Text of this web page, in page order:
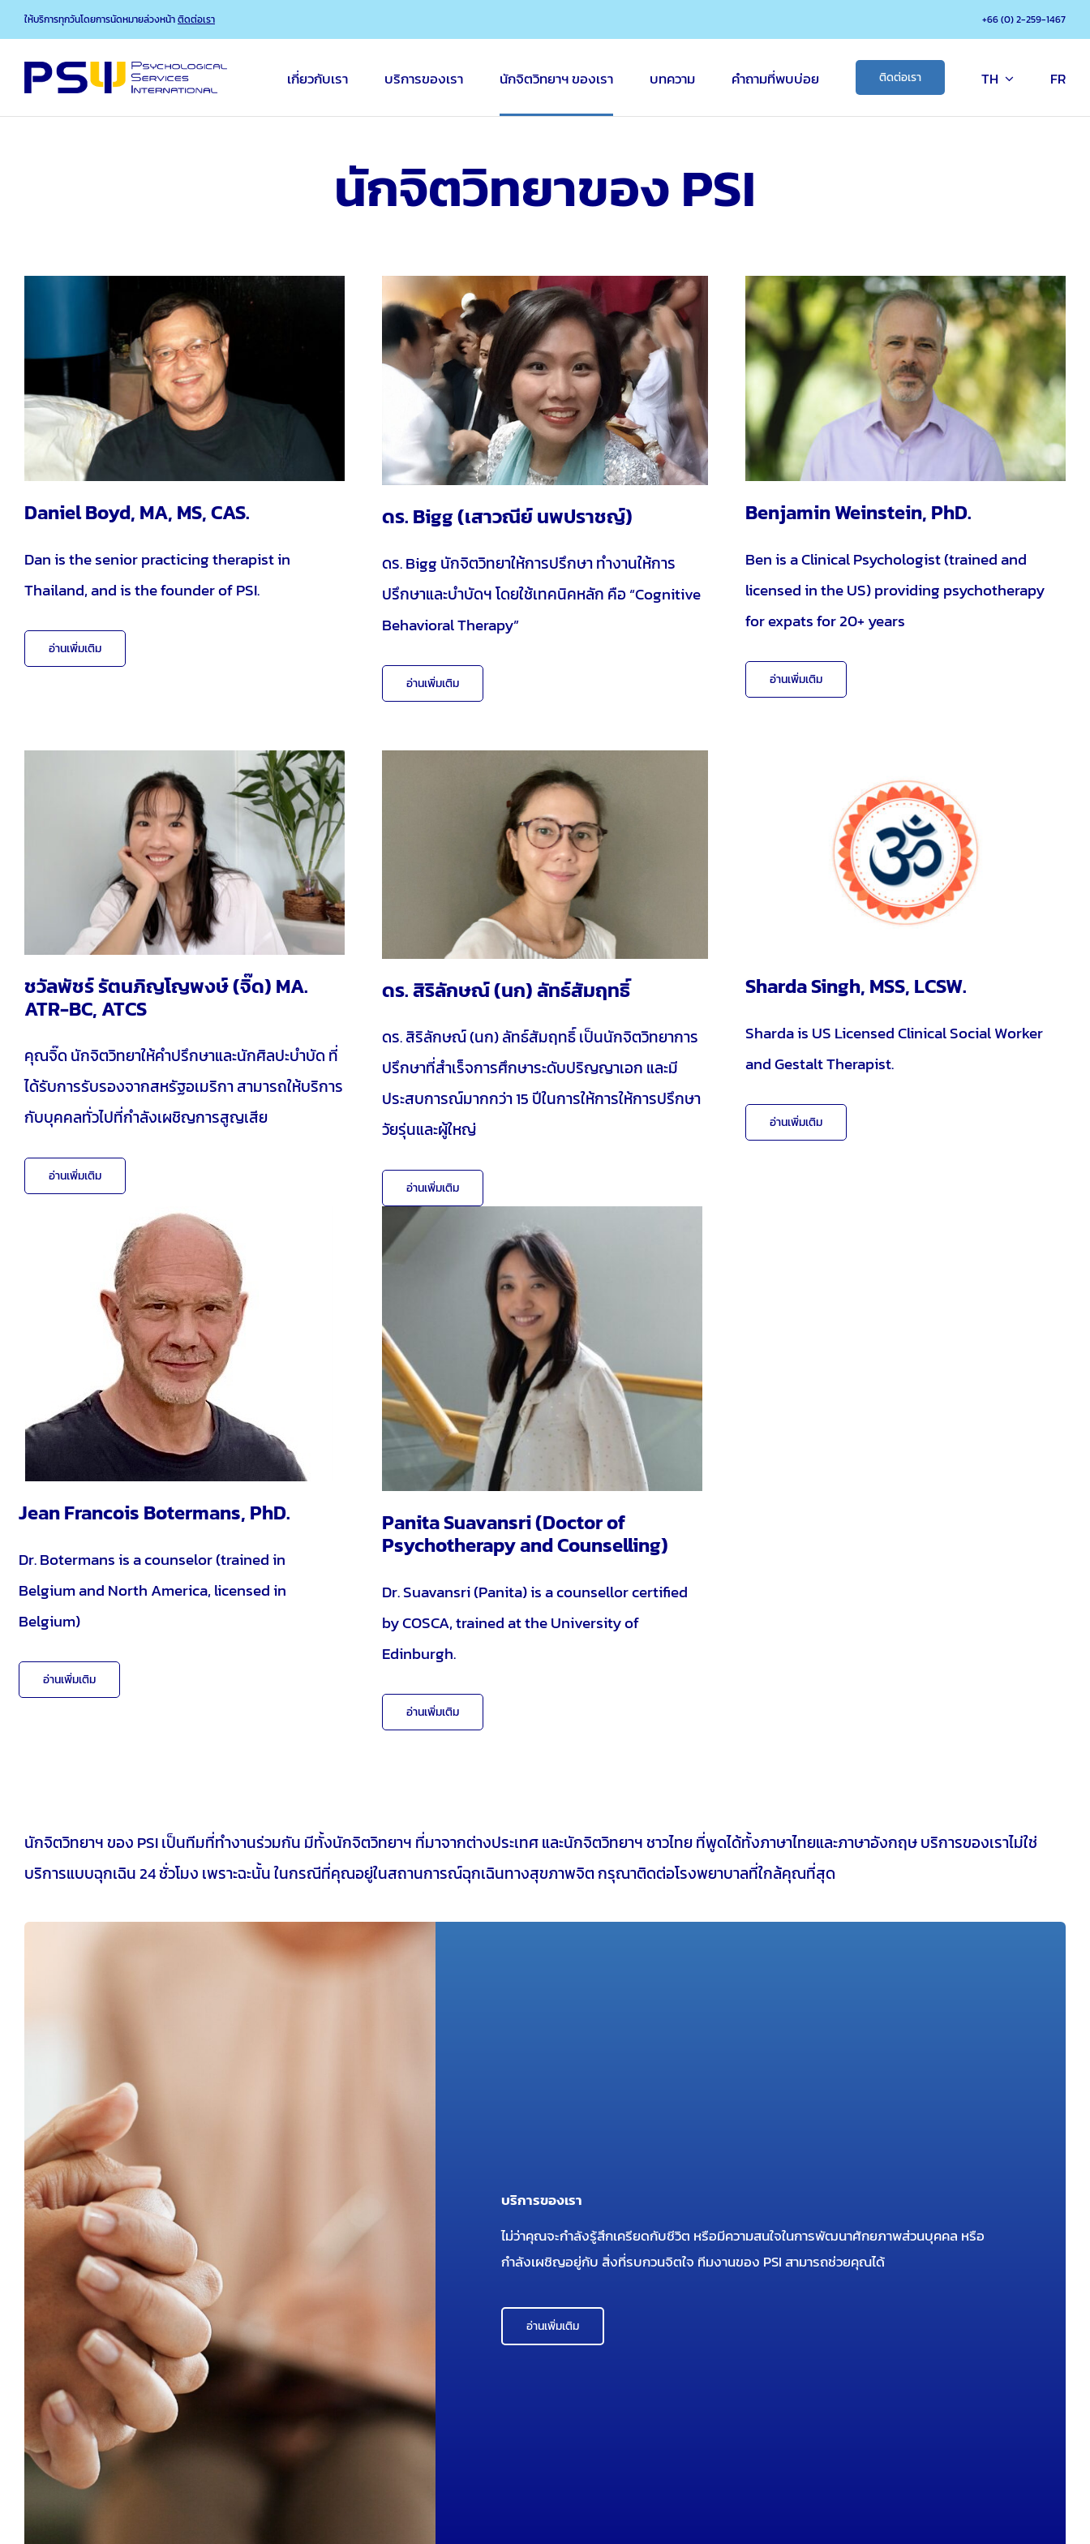
Skip
to
content
ให้บริการทุกวันโดยการนัดหมายล่วงหน้าติดต่อเรา +66 (0) 2-259-1467
เกี่ยวกับเรา บริการของเรา นักจิตวิทยาฯ ของเรา บทความ คำถามที่พบบ่อย ติดต่อเรา TH FR
นักจิตวิทยาของ PSI
Daniel Boyd, MA, MS, CAS.
Dan is the senior practicing therapist in
Thailand, and is the founder of PSI.
อ่านเพิ่มเติม
ดร. Bigg (เสาวณีย์ นพปราชญ์)
ดร. Bigg นักจิตวิทยาให้การปรึกษา ทำงานให้การ
ปรึกษาและบำบัดฯ โดยใช้เทคนิคหลัก คือ “Cognitive
Behavioral Therapy”
อ่านเพิ่มเติม
Benjamin Weinstein, PhD.
Ben is a Clinical Psychologist (trained and
licensed in the US) providing psychotherapy
for expats for 20+ years
อ่านเพิ่มเติม
ชวัลพัชร์ รัตนภิญโญพงษ์ (จิ๊ด) MA.
ATR-BC, ATCS
คุณจิ๊ด นักจิตวิทยาให้คำปรึกษาและนักศิลปะบำบัด ที่
ได้รับการรับรองจากสหรัฐอเมริกา สามารถให้บริการ
กับบุคคลทั่วไปที่กำลังเผชิญการสูญเสีย
อ่านเพิ่มเติม
ดร. สิริลักษณ์ (นก) ลัทธ์สัมฤทธิ์
ดร. สิริลักษณ์ (นก) ลัทธ์สัมฤทธิ์ เป็นนักจิตวิทยาการ
ปรึกษาที่สำเร็จการศึกษาระดับปริญญาเอก และมี
ประสบการณ์มากกว่า 15 ปีในการให้การให้การปรึกษา
วัยรุ่นและผู้ใหญ่
อ่านเพิ่มเติม
Sharda Singh, MSS, LCSW.
Sharda is US Licensed Clinical Social Worker
and Gestalt Therapist.
อ่านเพิ่มเติม
Jean Francois Botermans, PhD.
Dr. Botermans is a counselor (trained in
Belgium and North America, licensed in
Belgium)
อ่านเพิ่มเติม
Panita Suavansri (Doctor of
Psychotherapy and Counselling)
Dr. Suavansri (Panita) is a counsellor certified
by COSCA, trained at the University of
Edinburgh.
อ่านเพิ่มเติม
นักจิตวิทยาฯ ของ PSI เป็นทีมที่ทำงานร่วมกัน มีทั้งนักจิตวิทยาฯ ที่มาจากต่างประเทศ และนักจิตวิทยาฯ ชาวไทย ที่พูดได้ทั้งภาษาไทยและภาษาอังกฤษ บริการของเราไม่ใช่
บริการแบบฉุกเฉิน 24 ชั่วโมง เพราะฉะนั้น ในกรณีที่คุณอยู่ในสถานการณ์ฉุกเฉินทางสุขภาพจิต กรุณาติดต่อโรงพยาบาลที่ใกล้คุณที่สุด
บริการของเรา
ไม่ว่าคุณจะกำลังรู้สึกเครียดกับชีวิต หรือมีความสนใจในการพัฒนาศักยภาพส่วนบุคคล หรือ
กำลังเผชิญอยู่กับ สิ่งที่รบกวนจิตใจ ทีมงานของ PSI สามารถช่วยคุณได้
อ่านเพิ่มเติม